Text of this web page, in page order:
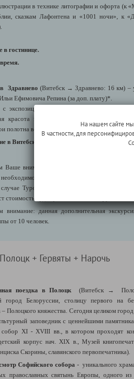
в технике литографии и офорта (к
сказкам Лафонтена и «1001 ночи», к
в гостинице.
Здравнево (Витебск → Здравнево: 16 км) –
Ефимовича Репина (за доп. плату)*.
с экспозицией дома-музея. Никого не
красота этого заповедного края, где
полотна великий Репин.
в Витебск.
внимание, что бронирование и оплату
необходимо производить заранее, т.е. до
Туроператор не гарантирует её
стоимость будет увеличена на 200 рублей.
данная дополнительная
от 10 человек.
+ Гервяты + Нарочь
поездка в Полоцк(Витебск →
город Белоруссии, столицу первого на
– Полоцкого княжества. Сегодня целиком
заповедник с ценнейшими
XI - XVIII вв., в котором проходят
корпус нач. XIX в., Музей
Скорины, славянского первопечатника).
Софийского собора - уникального
православных святынь Европы, одного
На нашем сайте мы
В частности, для